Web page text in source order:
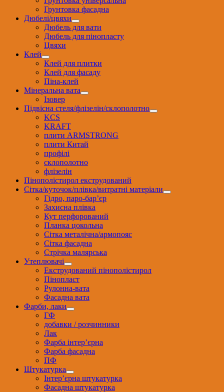
Грунтовка фасадна
Дюбелі/цвяхи
Дюбель для вати
Дюбель для пінопласту
Цвяхи
Клей
Клей для плитки
Клей для фасаду
Піна-клей
Мінеральна вата
Ізовер
Підвісна стеля/флізелін/склополотно
KCS
KRAFT
плити ARMSTRONG
плити Китай
профілі
склополотно
флізелін
Пінополістирол екструдований
Сітка/куточок/плівка/витратні матеріали
Гідро, паро-бар’єр
Захисна плівка
Кут перфорований
Планка цокольна
Сітка металічна/армопояс
Сітка фасадна
Стрічка малярська
Утеплювачі
Екструдований пінополістирол
Пінопласт
Рулонна-вата
Фасадна вата
Фарби, лаки
ГФ
добавки / розчинники
Лак
Фарба інтер’єрна
Фарба фасадна
ПФ
Штукатурка
Інтер’єрна штукатурка
Фасадна штукатурка